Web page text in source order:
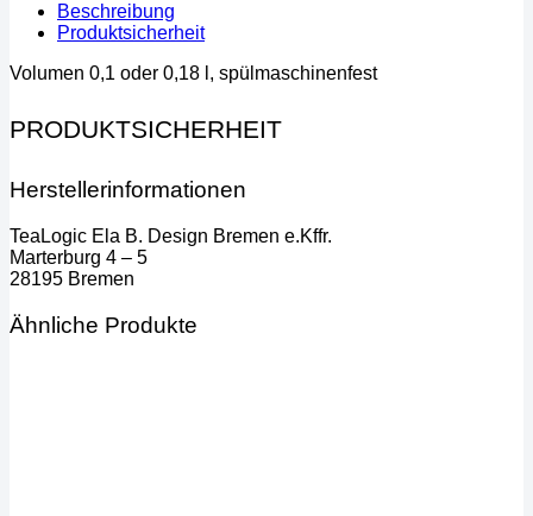
Beschreibung
Produktsicherheit
Volumen 0,1 oder 0,18 l, spülmaschinenfest
PRODUKTSICHERHEIT
Herstellerinformationen
TeaLogic Ela B. Design Bremen e.Kffr.
Marterburg 4 – 5
28195 Bremen
Ähnliche Produkte